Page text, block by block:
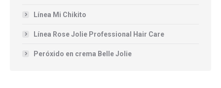
Línea Mi Chikito
Línea Rose Jolie Professional Hair Care
Peróxido en crema Belle Jolie